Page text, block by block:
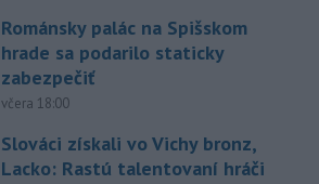
Románsky palác na Spišskom
hrade sa podarilo staticky
zabezpečiť
včera 18:00
Slováci získali vo Vichy bronz,
Lacko: Rastú talentovaní hráči